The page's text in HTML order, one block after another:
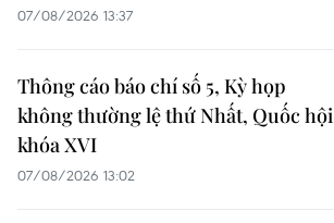
07/08/2026 13:37
Thông cáo báo chí số 5, Kỳ họp
không thường lệ thứ Nhất, Quốc hội
khóa XVI
07/08/2026 13:02